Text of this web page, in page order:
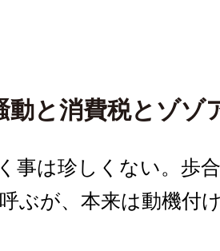
動と消費税とゾゾ
事は珍しくない。歩
ぶが、本来は動機付